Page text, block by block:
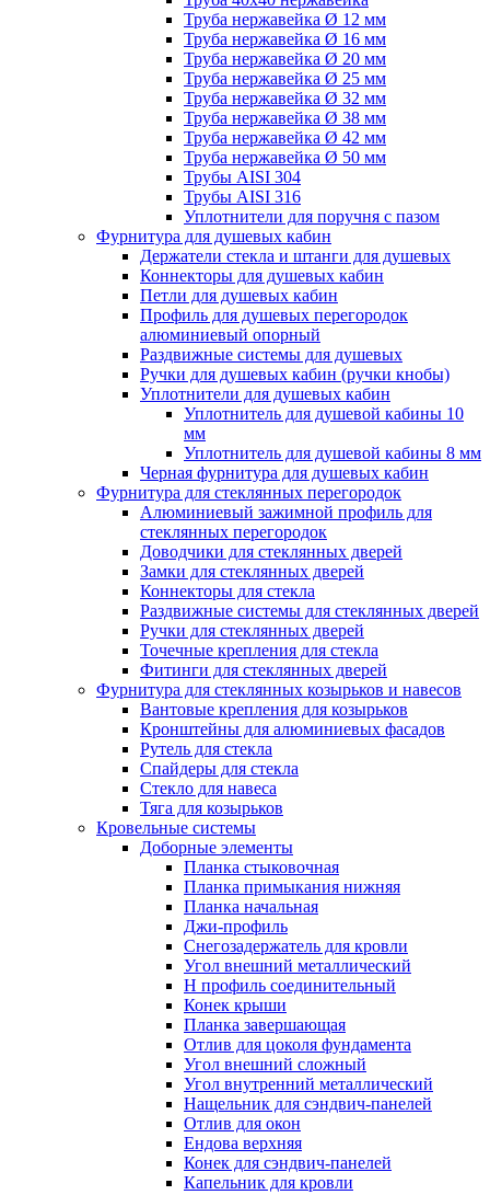
Труба нержавейка Ø 12 мм
Труба нержавейка Ø 16 мм
Труба нержавейка Ø 20 мм
Труба нержавейка Ø 25 мм
Труба нержавейка Ø 32 мм
Труба нержавейка Ø 38 мм
Труба нержавейка Ø 42 мм
Труба нержавейка Ø 50 мм
Трубы AISI 304
Трубы AISI 316
Уплотнители для поручня с пазом
Фурнитура для душевых кабин
Держатели стекла и штанги для душевых
Коннекторы для душевых кабин
Петли для душевых кабин
Профиль для душевых перегородок
алюминиевый опорный
Раздвижные сиcтемы для душевых
Ручки для душевых кабин (ручки кнобы)
Уплотнители для душевых кабин
Уплотнитель для душевой кабины 10
мм
Уплотнитель для душевой кабины 8 мм
Черная фурнитура для душевых кабин
Фурнитура для стеклянных перегородок
Алюминиевый зажимной профиль для
стеклянных перегородок
Доводчики для стеклянных дверей
Замки для стеклянных дверей
Коннекторы для стекла
Раздвижные системы для стеклянных дверей
Ручки для стеклянных дверей
Точечные крепления для стекла
Фитинги для стеклянных дверей
Фурнитура для стеклянных козырьков и навесов
Вантовые крепления для козырьков
Кронштейны для алюминиевых фасадов
Рутель для стекла
Спайдеры для стекла
Стекло для навеса
Тяга для козырьков
Кровельные системы
Доборные элементы
Планка стыковочная
Планка примыкания нижняя
Планка начальная
Джи-профиль
Снегозадержатель для кровли
Угол внешний металлический
Н профиль соединительный
Конек крыши
Планка завершающая
Отлив для цоколя фундамента
Угол внешний сложный
Угол внутренний металлический
Нащельник для сэндвич-панелей
Отлив для окон
Ендова верхняя
Конек для сэндвич-панелей
Капельник для кровли